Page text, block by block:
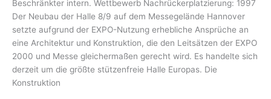
Beschränk­ter intern. Wett­be­werb Nach­rü­cker­plat­zie­rung: 1997
Der Neu­bau der Hal­le 8/9 auf dem Mes­se­ge­län­de Han­no­ver
setz­te auf­grund der EXPO-Nut­­zung erheb­li­che Ansprü­che an
eine Archi­tek­tur und Kon­struk­ti­on, die den Leit­sät­zen der EXPO
2000 und Mes­se glei­cher­ma­ßen gerecht wird. Es han­del­te sich
der­zeit um die größ­te stüt­zen­freie Hal­le Euro­pas. Die
Konstruktion